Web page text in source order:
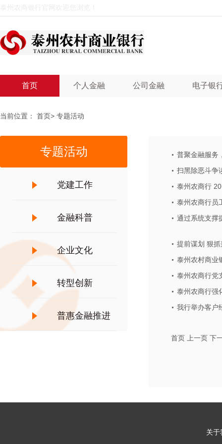
首页 个人金融 公司金融 电子银
当前位置： 首页> 专题活动
专题活动
党建工作
金融科普
企业文化
转型创新
普惠金融推进
普聚金融服务
扫黑除恶斗争
泰州农商行
泰州农商行员
通过系统支撑
提前谋划 狠
泰州农村商业
泰州农商行党
泰州农商行强
我行举办客户
首页 上一页 下
关于